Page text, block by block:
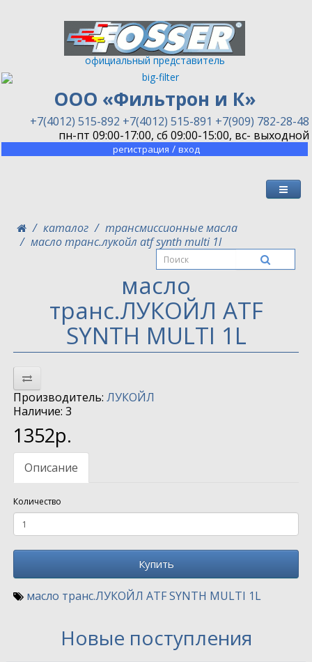
официальный представитель
ООО «Фильтрон и К»
+7(4012) 515-892 +7(4012) 515-891 +7(909) 782-28-48
пн-пт 09:00-17:00, сб 09:00-15:00, вс- выходной
регистрация / вход
каталог
трансмиссионные масла
масло транс.лукойл atf synth multi 1l
масло
транс.ЛУКОЙЛ ATF
SYNTH MULTI 1L
Производитель:ЛУКОЙЛ
Наличие: 3
1352р.
Описание
Количество
Купить
масло транс.ЛУКОЙЛ ATF SYNTH MULTI 1L
Новые поступления